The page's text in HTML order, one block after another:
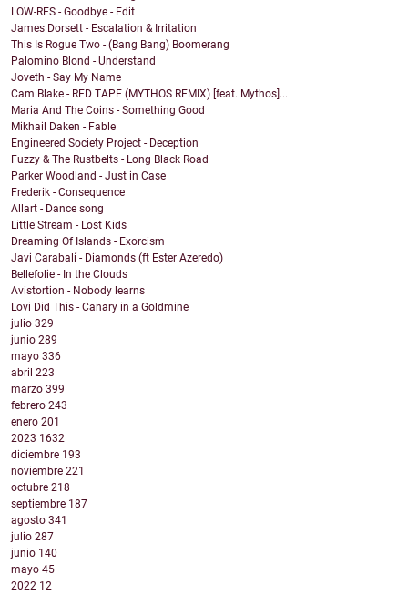
LOW-RES - Goodbye - Edit
James Dorsett - Escalation & Irritation
This Is Rogue Two - (Bang Bang) Boomerang
Palomino Blond - Understand
Joveth - Say My Name
Cam Blake - RED TAPE (MYTHOS REMIX) [feat. Mythos]...
Maria And The Coins - Something Good
Mikhail Daken - Fable
Engineered Society Project - Deception
Fuzzy & The Rustbelts - Long Black Road
Parker Woodland - Just in Case
Frederik - Consequence
Allart - Dance song
Little Stream - Lost Kids
Dreaming Of Islands - Exorcism
Javi Carabalí - Diamonds (ft Ester Azeredo)
Bellefolie - In the Clouds
Avistortion - Nobody learns
Lovi Did This - Canary in a Goldmine
julio 329
junio 289
mayo 336
abril 223
marzo 399
febrero 243
enero 201
2023 1632
diciembre 193
noviembre 221
octubre 218
septiembre 187
agosto 341
julio 287
junio 140
mayo 45
2022 12